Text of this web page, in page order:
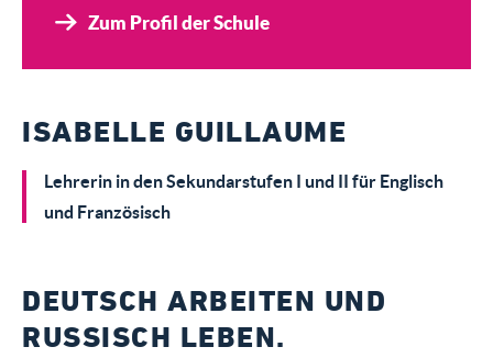
Zum Profil der Schule
ISABELLE GUILLAUME
Lehrerin in den Sekundarstufen I und II für Englisch
und Französisch
DEUTSCH ARBEITEN UND
RUSSISCH LEBEN.